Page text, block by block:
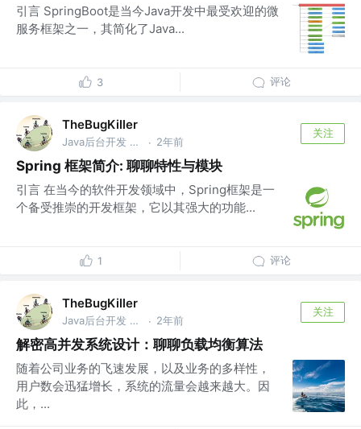
引言 SpringBoot是当今Java开发中最受欢迎的微
服务框架之一，其简化了Java...
3 评论
TheBugKiller
Java后台开发 @美团 · 2年前
关注
Spring 框架简介: 聊聊特性与模块
引言 在当今的软件开发领域中，Spring框架是一
个备受推崇的开发框架，它以其强大的功能...
1 评论
TheBugKiller
Java后台开发 @美团 · 2年前
关注
解密高并发系统设计：聊聊负载均衡算法
随着公司业务的飞速发展，以及业务的多样性，
用户数会迅猛增长，系统的流量会越来越大。因
此，...